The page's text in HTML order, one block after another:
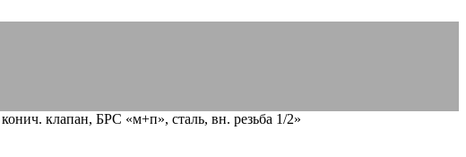
клапан, БРС «м+п», сталь, вн. резьба 1/2»